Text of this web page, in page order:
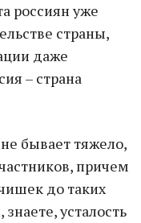
россиян уже
страны,
даже
– страна
бывает тяжело,
причем
до таких
усталость